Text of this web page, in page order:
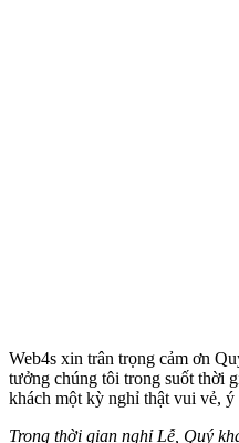
Web4s xin trân trọng cảm ơn
tưởng chúng tôi trong suốt thời
khách một kỳ nghỉ thật vui vẻ,
Trong thời gian nghỉ Lễ, Quý